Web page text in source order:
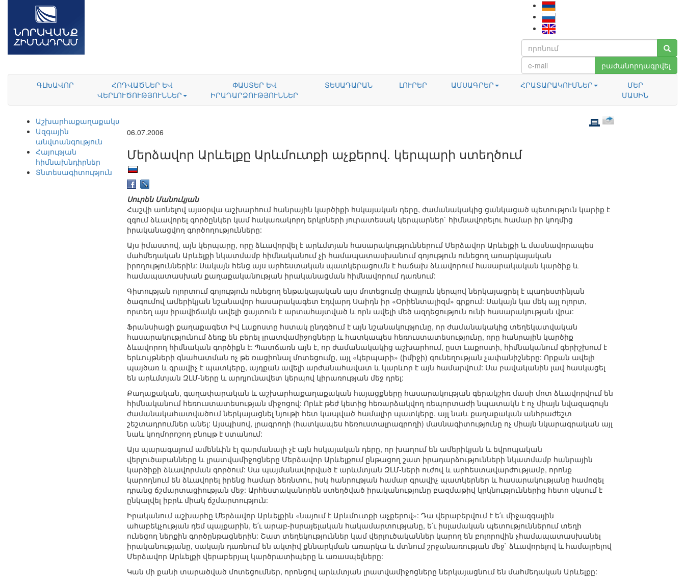
բաժանորդագրվել
ԳԼԽԱՎՈՐ
ՀՈԴՎԱԾՆԵՐ ԵՎ
ՎԵՐԼՈՒԾՈՒԹՅՈՒՆՆԵՐ
ՓԱՍՏԵՐ ԵՎ
ԻՐԱԴԱՐՁՈՒԹՅՈՒՆՆԵՐ
ՏԵՍԱԴԱՐԱՆ ԼՈՒՐԵՐ ԱՄՍԱԳՐԵՐ ՀՐԱՏԱՐԱԿՈՒՄՆԵՐ
ՄԵՐ
ՄԱՍԻՆ
Աշխարհաքաղաքականություն
Ազգային
անվտանգություն
Հայության
հիմնախնդիրներ
Տնտեսագիտություն
06.07.2006
Մերձավոր Արևելքը Արևմուտքի աչքերով. կերպարի ստեղծում
Սուրեն Մանուկյան
Հաշվի առնելով այսօրվա աշխարհում հանրային կարծիքի հսկայական դերը, ժամանակակից ցանկացած պետություն կարիք է
զգում ձևավորել գործընկեր կամ հակառակորդ երկրների յուրատեսակ կերպարներ` հիմնավորելու համար իր կողմից
իրականացվող գործողությունները:
Այս իմաստով, այն կերպարը, որը ձևավորվել է արևմտյան հասարակություններում Մերձավոր Արևելքի և մասնավորապես
մահմեդական Արևելքի նկատմամբ հիմնականում չի համապատասխանում գոյություն ունեցող առարկայական
իրողություններին: Սակայն հենց այս արհեստական պատկերացումն է հաճախ ձևավորում հասարակական կարծիք և
համապատասխան քաղաքականության իրականացման հիմնավորում դառնում:
Գիտության ոլորտում գոյություն ունեցող ենթակայական այս մոտեցումը փայլուն կերպով ներկայացրել է պաղեստինյան
ծագումով ամերիկյան նշանավոր հասարակագետ Էդվարդ Սաիդն իր «Օրիենտալիզմ» գրքում: Սակայն կա մեկ այլ ոլորտ,
որտեղ այս իրավիճակն ավելի ցայտուն է արտահայտված և որն ավելի մեծ ազդեցություն ունի հասարակության վրա:
Ֆրանսիացի քաղաքագետ Իվ Լաքոստը հստակ ընդգծում է այն նշանակությունը, որ ժամանակակից տեղեկատվական
հասարակությունում ձեռք են բերել լրատվամիջոցները և հատկապես հեռուստատեսությունը, որը հանրային կարծիք
ձևավորող հիմնական գործիքն է: Պատճառն այն է, որ ժամանակակից աշխարհում, ըստ Լաքոստի, հիմնականում գերիշխում է
երևույթների գնահատման ոչ թե ռացիոնալ մոտեցումը, այլ «կերպարի» (իմիջի) գունեղության չափանիշները: Որքան ավելի
պայծառ և գրավիչ է պատկերը, այդքան ավելի արժանահավատ և կարևոր է այն համարվում: Սա բավականին լավ հասկացել
են արևմտյան ԶԼՄ-ները և արդյունավետ կերպով կիրառության մեջ դրել:
Քաղաքական, գաղափարական և աշխարհաքաղաքական հայացքները հասարակության գերակշիռ մասի մոտ ձևավորվում են
հիմնականում հեռուստատեսության միջոցով: Որևէ թեժ կետից հեռարձակվող ռեպորտաժի նպատակն է ոչ միայն նվազագույն
ժամանակահատվածում ներկայացնել նյութի հետ կապված համալիր պատկերը, այլ նաև քաղաքական անհրաժեշտ
շեշտադրումներ անել: Այսպիսով, լրագրողի (հատկապես հեռուստալրագրողի) մասնագիտությունը ոչ միայն նկարագրական այլ
նաև կողմորոշող բնույթ է ստանում:
Այս պարագայում ամենևին էլ զարմանալի չէ այն հսկայական դերը, որ խաղում են ամերիկյան և եվրոպական
վերլուծաբանները և լրատվամիջոցները Մերձավոր Արևելքում ընթացող շատ իրադարձությունների նկատմամբ հանրային
կարծիքի ձևավորման գործում: Սա պայմանավորված է արևմտյան ԶԼՄ-ների ուժով և արհեստավարժությամբ, որոնք
կարողնում են ձևավորել իրենց համար ձեռնտու, իսկ հանրության համար գրավիչ պատկերներ և հասարակությանը համոզել
դրանց ճշմարտացիության մեջ: Արհեստականորեն ստեղծված իրականությունը բազմաթիվ կրկնություններից հետո սկսում է
ընկալվել իբրև միակ ճշմարտություն:
Իրականում աշխարհը Մերձավոր Արևելքին «նայում է Արևմուտքի աչքերով»: Դա վերաբերվում է ե՛ւ միջազգային
ահաբեկչության դեմ պայքարին, ե՛ւ արաբ-իսրայելական հակամարտությանը, ե՛ւ իսլամական պետություններում տեղի
ունեցող ներքին գործընթացներին: Շատ տեղեկություններ կամ վերլուծականներ կարող են բոլորովին չհամապատասխանել
իրականությանը, սակայն դառնում են ակտիվ քննարկման առարկա և մտնում շրջանառության մեջ` ձևավորելով և համալրելով
Մերձավոր Արևելքի վերաբերյալ կարծրատիպերը և առասպելները:
Կան մի քանի տարածված մոտեցումներ, որոնցով արևմտյան լրատվամիջոցները ներկայացնում են մահմեդական Արևելքը: